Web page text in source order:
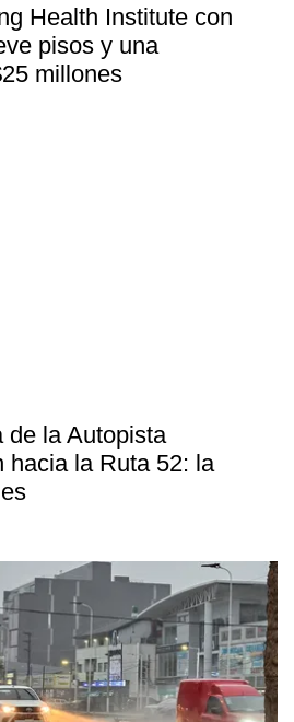
Health Institute con
pisos y una
millones
de la Autopista
hacia la Ruta 52: la